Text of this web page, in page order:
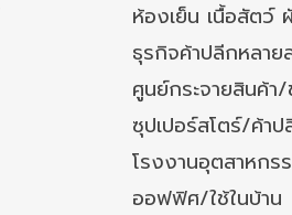
ห้องเย็น เนื้อสัตว์
ธุรกิจค้าปลีกหลาย
ศูนย์กระจายสินค้า
ซุปเปอร์สโตร์/ค้า
โรงงานอุตสาหกร
ออฟฟิศ/ใช้ในบ้าน